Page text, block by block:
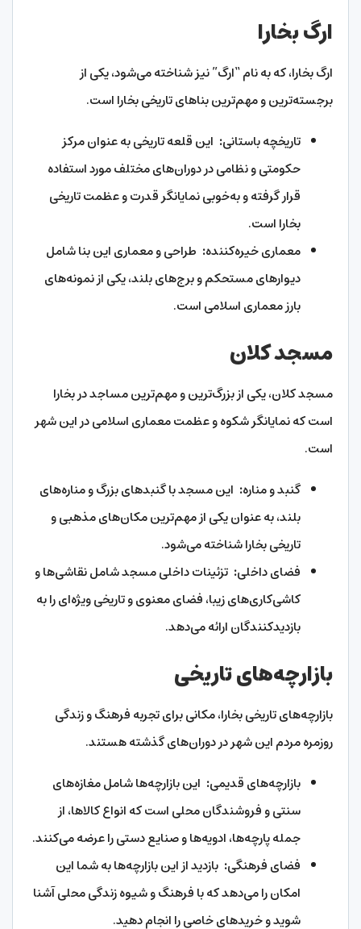
ارگ بخارا
ارگ بخارا، که به نام “ارگ” نیز شناخته می‌شود، یکی از
برجسته‌ترین و مهم‌ترین بناهای تاریخی بخارا است.
تاریخچه باستانی: این قلعه تاریخی به عنوان مرکز
حکومتی و نظامی در دوران‌های مختلف مورد استفاده
قرار گرفته و به‌خوبی نمایانگر قدرت و عظمت تاریخی
بخارا است.
معماری خیره‌کننده: طراحی و معماری این بنا شامل
دیوارهای مستحکم و برج‌های بلند، یکی از نمونه‌های
بارز معماری اسلامی است.
مسجد کلان
مسجد کلان، یکی از بزرگ‌ترین و مهم‌ترین مساجد در بخارا
است که نمایانگر شکوه و عظمت معماری اسلامی در این شهر
است.
گنبد و مناره: این مسجد با گنبد‌های بزرگ و مناره‌های
بلند، به عنوان یکی از مهم‌ترین مکان‌های مذهبی و
تاریخی بخارا شناخته می‌شود.
فضای داخلی: تزئینات داخلی مسجد شامل نقاشی‌ها و
کاشی‌کاری‌های زیبا، فضای معنوی و تاریخی ویژه‌ای را به
بازدیدکنندگان ارائه می‌دهد.
بازارچه‌های تاریخی
بازارچه‌های تاریخی بخارا، مکانی برای تجربه فرهنگ و زندگی
روزمره مردم این شهر در دوران‌های گذشته هستند.
بازارچه‌های قدیمی: این بازارچه‌ها شامل مغازه‌های
سنتی و فروشندگان محلی است که انواع کالاها، از
جمله پارچه‌ها، ادویه‌ها و صنایع دستی را عرضه می‌کنند.
فضای فرهنگی: بازدید از این بازارچه‌ها به شما این
امکان را می‌دهد که با فرهنگ و شیوه زندگی محلی آشنا
شوید و خریدهای خاصی را انجام دهید.